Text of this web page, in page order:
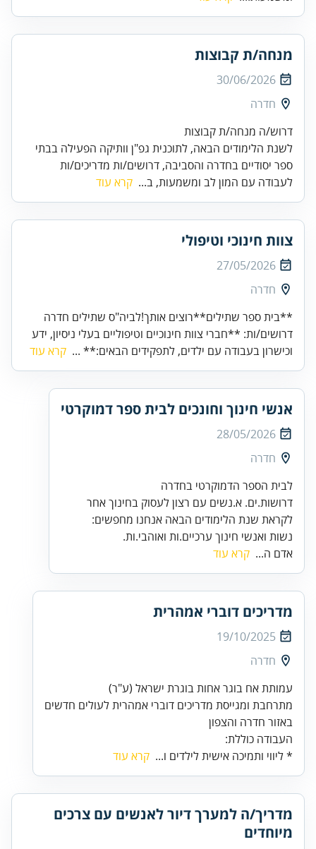
מנחה/ת קבוצות
30/06/2026
חדרה
דרוש/ה מנחה/ת קבוצות
לשנת הלימודים הבאה, לתוכנית גפ"ן וותיקה הפעילה בבתי
ספר יסודיים בחדרה והסביבה, דרושים/ות מדריכים/ות
לעבודה עם המון לב ומשמעות, ב... קרא עוד
צוות חינוכי וטיפולי
27/05/2026
חדרה
**בית ספר שתילים**רוצים אותך!לביה"ס שתילים חדרה
דרושים/ות: **חברי צוות חינוכיים וטיפוליים בעלי ניסיון, ידע
וכישרון בעבודה עם ילדים, לתפקידים הבאים:** ... קרא עוד
אנשי חינוך וחונכים לבית ספר דמוקרטי
28/05/2026
חדרה
דרושות.ים. א.נשים עם רצון לעסוק בחינוך אחר
נשות ואנשי חינוך ערכיים.ות ואוהבי.ות.
אדם ה... קרא עוד
מדריכים דוברי אמהרית
19/10/2025
חדרה
באזור חדרה והצפון
העבודה כוללת:
* ליווי ותמיכה אישית לילדים ו... קרא עוד
מדריך/ה למערך דיור לאנשים עם צרכים
מיוחדים